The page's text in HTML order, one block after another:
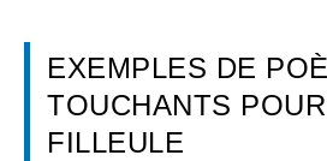
EXEMPLES DE
TOUCHANTS
FILLEULE